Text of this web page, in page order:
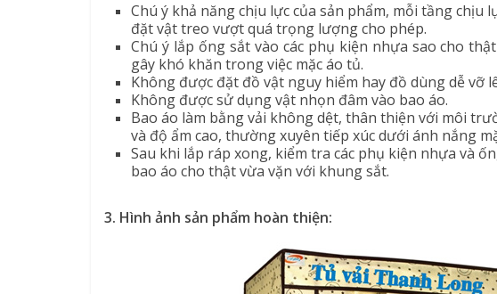
Chú ý khả năng chịu lực của sản phẩm, mỗi tầng
đặt vật treo vượt quá trọng lượng cho phép.
Chú ý lắp ống sắt vào các phụ kiện nhựa sao cho
gây khó khăn trong việc mặc áo tủ.
Không được đặt đồ vật nguy hiểm hay đồ dùng dễ vỡ
Không được sử dụng vật nhọn đâm vào bao áo.
Bao áo làm bằng vải không dệt, thân thiện với môi
và độ ẩm cao, thường xuyên tiếp xúc dưới ánh nắng
Sau khi lắp ráp xong, kiểm tra các phụ kiện nhựa và
bao áo cho thật vừa vặn với khung sắt.
3. Hình ảnh sản phẩm hoàn thiện: